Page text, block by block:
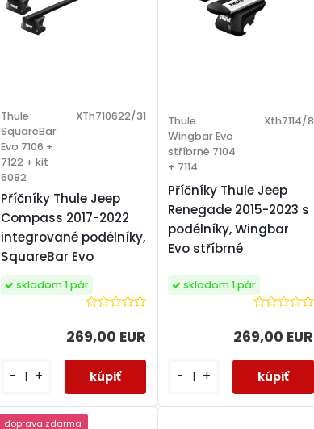
Příčníky Thule Jeep
Compass 2017-2022
integrované podélníky,
SquareBar Evo
Thule
SquareBar
Evo 7106 +
7122 + kit
6082
XTh710622/31
269,00 EUR
skladom 1 pár
- +
Příčníky Thule Jeep
Renegade 2015-2023 s
podélníky, Wingbar
Evo stříbrné
Thule
Wingbar Evo
stříbrné 7104
+ 7114
Xth7114/8
269,00 EUR
skladom 1 pár
- +
doprava zdarma